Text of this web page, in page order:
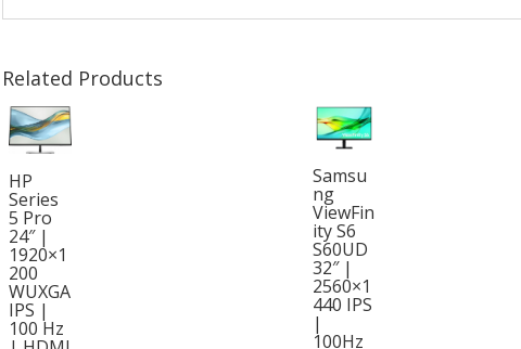
Related Products
HP
Series
5 Pro
24″ |
1920×1
200
WUXGA
IPS |
100 Hz
Samsu
ng
ViewFin
ity S6
S60UD
32″ |
2560×1
440 IPS
|
100Hz